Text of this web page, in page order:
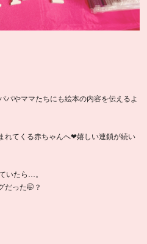
パやママたちにも絵本の内容を伝えるよ
れてくる赤ちゃんへ❤嬉しい連鎖が続い
いたら…。
だった🤭？